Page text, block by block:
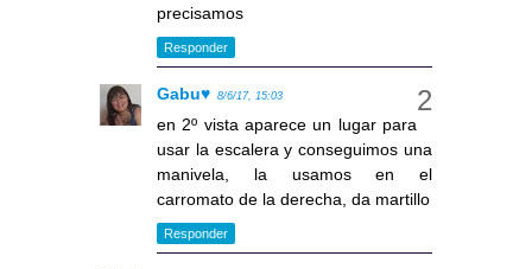
precisamos
Responder
Gabu♥ 8/6/17, 15:03
en 2º vista aparece un lugar para
usar la escalera y conseguimos una
manivela, la usamos en el
carromato de la derecha, da martillo
Responder